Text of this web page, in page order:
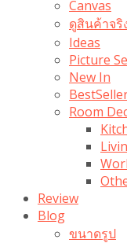
Canvas
ดูสินค้าจริ
Ideas
Picture
New In
Room
Review
Blog
ขนาดรูป